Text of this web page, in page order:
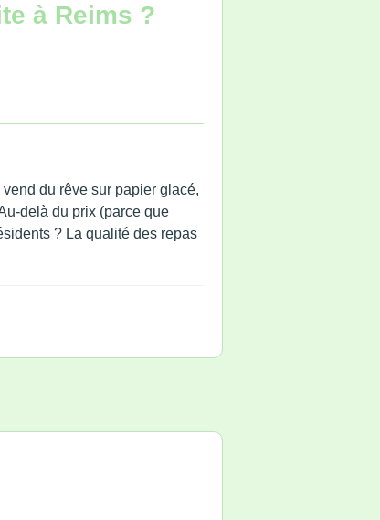
à Reims ?
du rêve sur papier glacé,
delà du prix (parce que
? La qualité des repas